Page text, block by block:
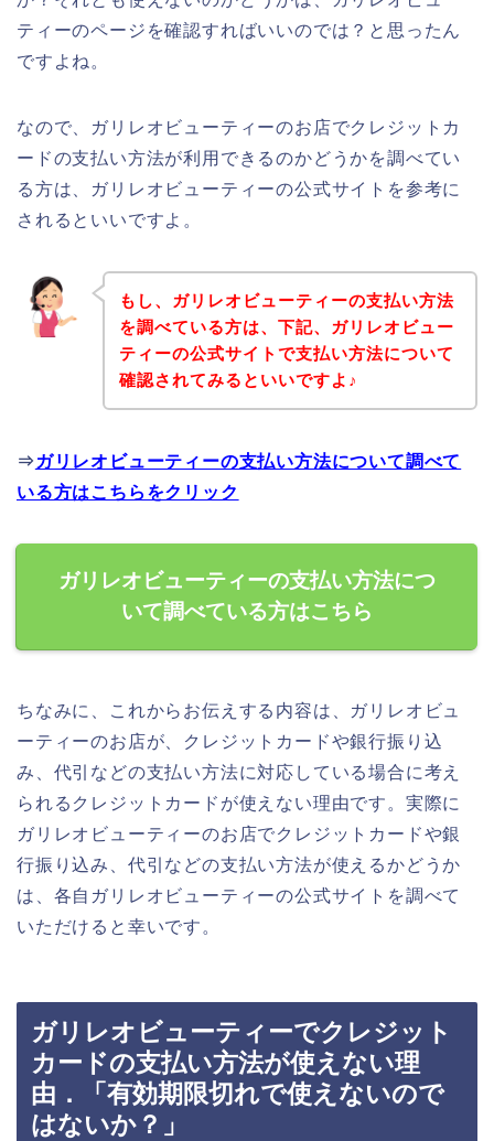
ティーのページを確認すればいいのでは？と思ったん
ですよね。
なので、ガリレオビューティーのお店でクレジットカ
ードの支払い方法が利用できるのかどうかを調べてい
る方は、ガリレオビューティーの公式サイトを参考に
されるといいですよ。
もし、ガリレオビューティーの支払い方法
を調べている方は、下記、ガリレオビュー
ティーの公式サイトで支払い方法について
確認されてみるといいですよ♪
⇒ ガリレオビューティーの支払い方法について調べて
いる方はこちらをクリック
ガリレオビューティーの支払い方法につ
いて調べている方はこちら
ちなみに、これからお伝えする内容は、ガリレオビュ
ーティーのお店が、クレジットカードや銀行振り込
み、代引などの支払い方法に対応している場合に考え
られるクレジットカードが使えない理由です。実際に
ガリレオビューティーのお店でクレジットカードや銀
行振り込み、代引などの支払い方法が使えるかどうか
は、各自ガリレオビューティーの公式サイトを調べて
いただけると幸いです。
ガリレオビューティーでクレジット
カードの支払い方法が使えない理
由．「有効期限切れで使えないので
はないか？」